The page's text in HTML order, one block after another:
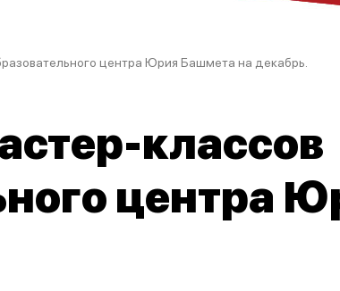
центра Юрия Башмета на декабрь.
классов
центра